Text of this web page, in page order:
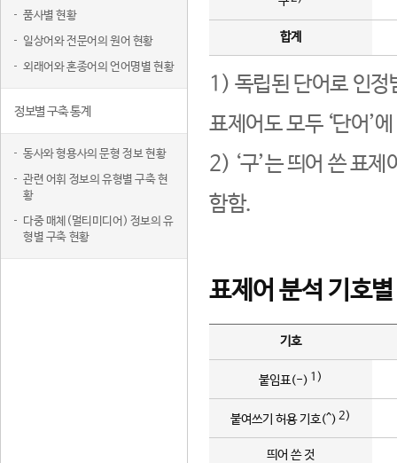
품사별 현황
일상어와 전문어의 원어 현황
외래어와 혼종어의 언어명별 현황
정보별 구축 통계
동사와 형용사의 문형 정보 현황
관련 어휘 정보의 유형별 구축 현
황
다중 매체(멀티미디어) 정보의 유
형별 구축 현황
합계
1) 독립된 단어로 인정
표제어도 모두 ‘단어’
2) ‘구’는 띄어 쓴 표
함함.
표제어 분석 기호
기호
붙임표(-) 1)
붙여쓰기 허용 기호(^) 2)
띄어 쓴 것